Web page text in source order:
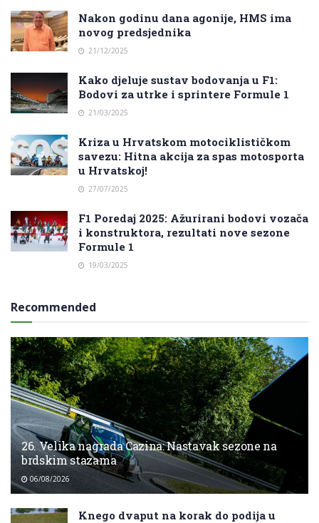
Nakon godinu dana agonije, HMS ima
novog predsjednika
21/12/2025
Kako djeluje sustav bodovanja u F1:
Bodovi za utrke i sprintere Formule 1
21/03/2025
Kriza u Hrvatskom motociklističkom
savezu: Hitna akcija za spas motosporta
u Hrvatskoj!
27/07/2025
F1 Poredaj 2025: Ažurirani bodovi vozača
i konstruktora, rezultati nove sezone
Formule 1
19/03/2025
Recommended
26. Velika nagrada Cazina: Nastavak sezone na
brdskim stazama
06/08/2026
Knego dvaput na korak do podija u